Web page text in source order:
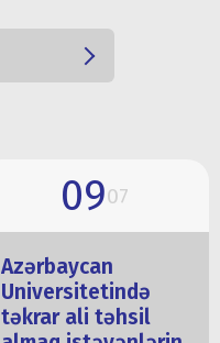
0907
Azərbaycan
Universitetində
təkrar ali təhsil